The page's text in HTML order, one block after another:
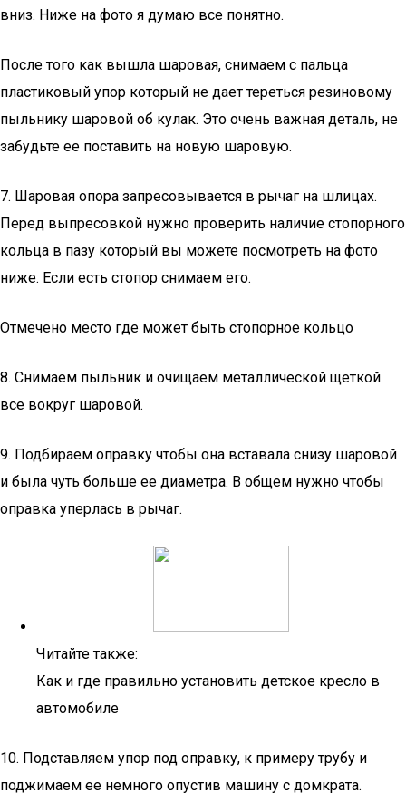
вниз. Ниже на фото я думаю все понятно.
После того как вышла шаровая, снимаем с пальца
пластиковый упор который не дает тереться резиновому
пыльнику шаровой об кулак. Это очень важная деталь, не
забудьте ее поставить на новую шаровую.
7. Шаровая опора запресовывается в рычаг на шлицах.
Перед выпресовкой нужно проверить наличие стопорного
кольца в пазу который вы можете посмотреть на фото
ниже. Если есть стопор снимаем его.
Отмечено место где может быть стопорное кольцо
8. Снимаем пыльник и очищаем металлической щеткой
все вокруг шаровой.
9. Подбираем оправку чтобы она вставала снизу шаровой
и была чуть больше ее диаметра. В общем нужно чтобы
оправка уперлась в рычаг.
Читайте также:
Как и где правильно установить детское кресло в
автомобиле
10. Подставляем упор под оправку, к примеру трубу и
поджимаем ее немного опустив машину с домкрата.